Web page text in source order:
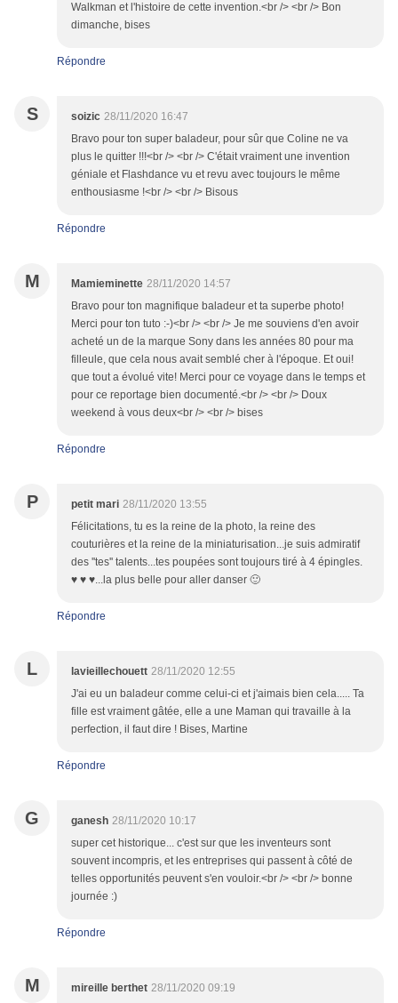
Walkman et l'histoire de cette invention.<br /> <br /> Bon
dimanche, bises
Répondre
S soizic 28/11/2020 16:47
Bravo pour ton super baladeur, pour sûr que Coline ne va
plus le quitter !!!<br /> <br /> C'était vraiment une invention
géniale et Flashdance vu et revu avec toujours le même
enthousiasme !<br /> <br /> Bisous
Répondre
M Mamieminette 28/11/2020 14:57
Bravo pour ton magnifique baladeur et ta superbe photo!
Merci pour ton tuto :-)<br /> <br /> Je me souviens d'en avoir
acheté un de la marque Sony dans les années 80 pour ma
filleule, que cela nous avait semblé cher à l'époque. Et oui!
que tout a évolué vite! Merci pour ce voyage dans le temps et
pour ce reportage bien documenté.<br /> <br /> Doux
weekend à vous deux<br /> <br /> bises
Répondre
P petit mari 28/11/2020 13:55
Félicitations, tu es la reine de la photo, la reine des
couturières et la reine de la miniaturisation...je suis admiratif
des ''tes'' talents...tes poupées sont toujours tiré à 4 épingles.
♥ ♥ ♥...la plus belle pour aller danser 🙂
Répondre
L lavieillechouett 28/11/2020 12:55
J'ai eu un baladeur comme celui-ci et j'aimais bien cela..... Ta
fille est vraiment gâtée, elle a une Maman qui travaille à la
perfection, il faut dire ! Bises, Martine
Répondre
G ganesh 28/11/2020 10:17
super cet historique... c'est sur que les inventeurs sont
souvent incompris, et les entreprises qui passent à côté de
telles opportunités peuvent s'en vouloir.<br /> <br /> bonne
journée :)
Répondre
M mireille berthet 28/11/2020 09:19